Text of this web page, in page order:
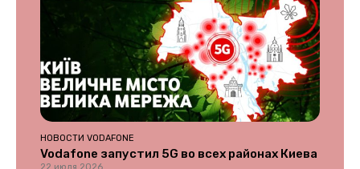
НОВОСТИ VODAFONE
Vodafone запустил 5G во всех районах Киева